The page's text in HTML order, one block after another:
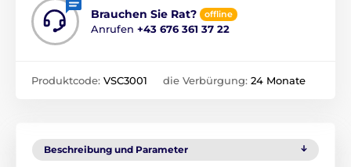
Brauchen Sie Rat? offline
Anrufen +43 676 361 37 22
Produktcode: VSC3001 die Verbürgung: 24 Monate
Beschreibung und Parameter